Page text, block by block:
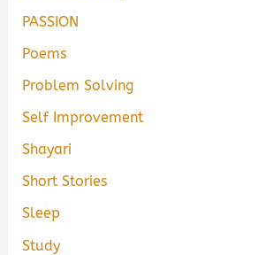
PASSION
Poems
Problem Solving
Self Improvement
Shayari
Short Stories
Sleep
Study